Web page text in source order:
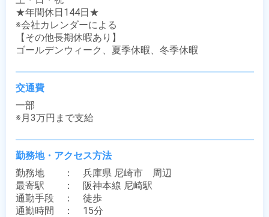
★年間休日144日★
※会社カレンダーによる
【その他長期休暇あり】
ゴールデンウィーク、夏季休暇、冬季休暇
交通費
一部
※月3万円まで支給
勤務地・アクセス方法
勤務地　　：　兵庫県 尼崎市　周辺
最寄駅　　：　阪神本線 尼崎駅
通勤手段　：　徒歩
通勤時間　：　15分